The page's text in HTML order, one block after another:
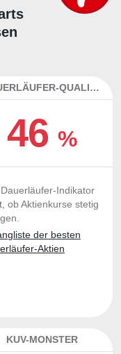
DAUERLÄUFER-QUALITÄTEN
46%
Dauerläufer-Indikator
ob Aktienkurse stetig
der besten
Aktien
KUV-MONSTER